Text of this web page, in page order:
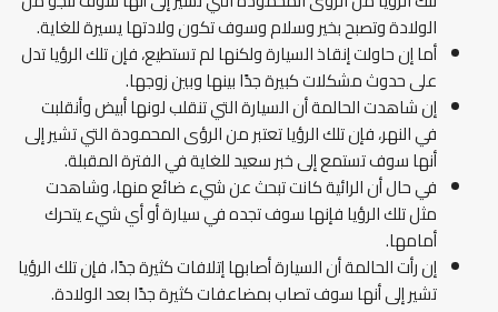
الولادة وتصبح بخير وسلام وسوف تكون ولادتها يسيرة للغاية.
أما إن حاولت إنقاذ السيارة ولكنها لم تستطيع، فإن تلك الرؤيا تدل
على حدوث مشكلات كبيرة جدًا بينها وبين زوجها.
إن شاهدت الحالمة أن السيارة التي تنقلب لونها أبيض وأنقلبت
في النهر، فإن تلك الرؤيا تعتبر من الرؤى المحمودة التي تشير إلى
أنها سوف تستمع إلى خبر سعيد للغاية في الفترة المقبلة.
في حال أن الرائية كانت تبحث عن شيء ضائع منها، وشاهدت
مثل تلك الرؤيا فإنها سوف تجده في سيارة أو أي شيء يتحرك
أمامها.
إن رأت الحالمة أن السيارة أصابها إتلافات كثيرة جدًا، فإن تلك الرؤيا
تشير إلى أنها سوف تصاب بمضاعفات كثيرة جدًا بعد الولادة.